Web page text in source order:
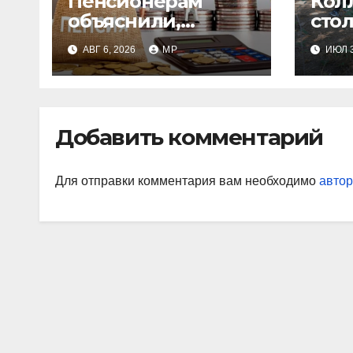
объяснили,
сколько они
получат после
индексации
АВГ 6, 2026 MP ИЮЛ
Добавить комментарий
Для отправки комментария вам необходимо